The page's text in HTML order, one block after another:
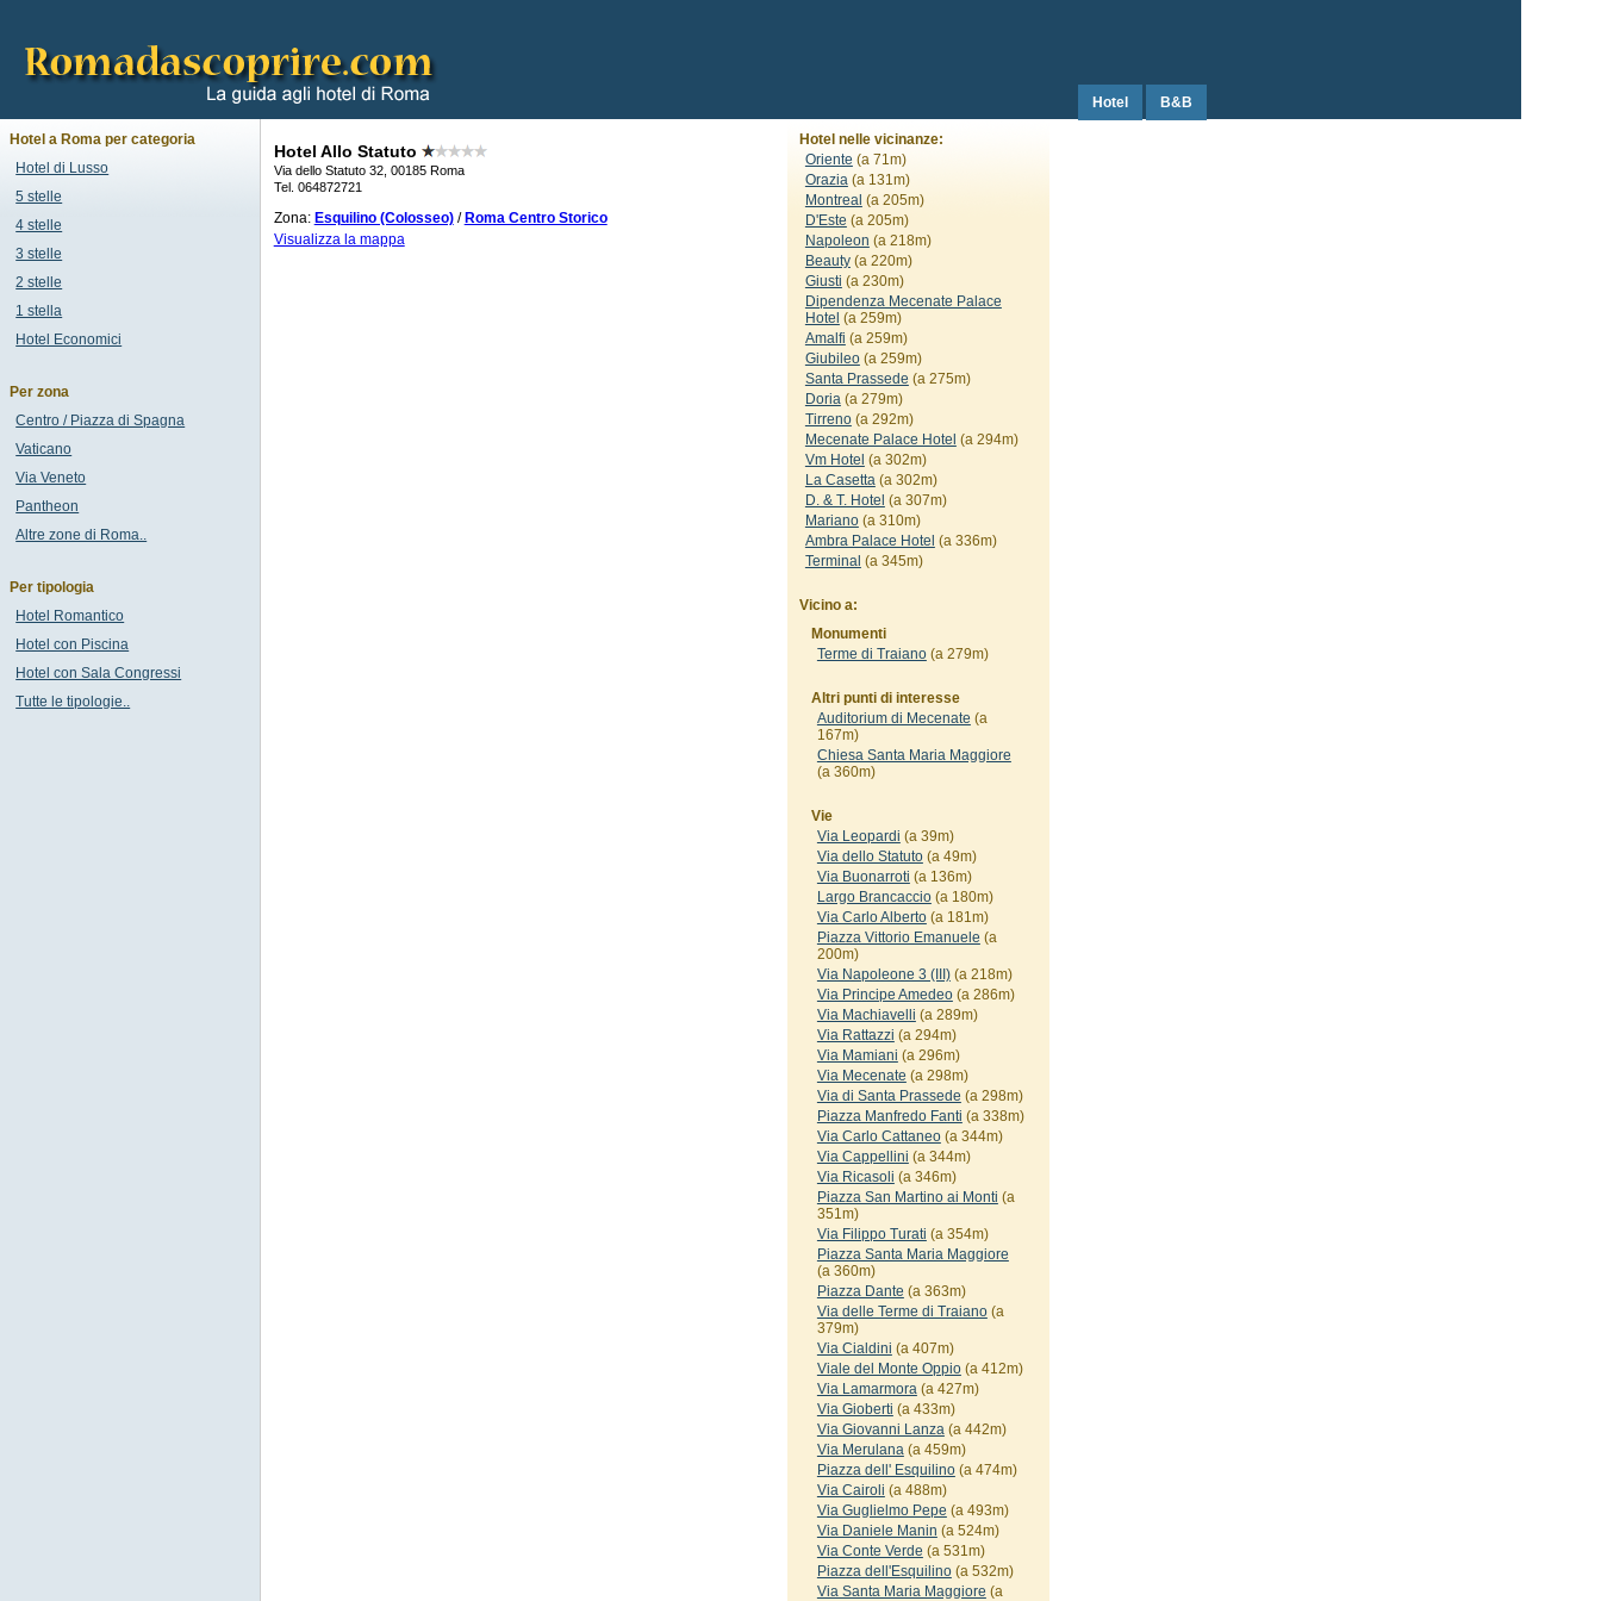
Hotel B&B
Hotel Allo Statuto
Via dello Statuto 32, 00185 Roma
Tel. 064872721
Zona: Esquilino (Colosseo)/ Roma Centro Storico
Visualizza la mappa
Hotel nelle vicinanze:
Oriente (a 71m)
Orazia(a 131m)
Montreal (a 205m)
D'Este (a 205m)
Napoleon (a 218m)
Beauty(a 220m)
Giusti (a 230m)
Dipendenza Mecenate Palace
Hotel (a 259m)
Amalfi (a 259m)
Giubileo(a 259m)
Santa Prassede (a 275m)
Doria(a 279m)
Tirreno(a 292m)
Mecenate Palace Hotel (a 294m)
Vm Hotel (a 302m)
La Casetta(a 302m)
D. & T. Hotel (a 307m)
Mariano(a 310m)
Ambra Palace Hotel (a 336m)
Terminal (a 345m)
Vicino a:
Monumenti
Terme di Traiano(a 279m)
Altri punti di interesse
Auditorium di Mecenate (a
167m)
Chiesa Santa Maria Maggiore
(a 360m)
Vie
Via Leopardi (a 39m)
Via dello Statuto(a 49m)
Via Buonarroti (a 136m)
Largo Brancaccio(a 180m)
Via Carlo Alberto(a 181m)
Piazza Vittorio Emanuele (a
200m)
Via Napoleone 3 (III)(a 218m)
Via Principe Amedeo(a 286m)
Via Machiavelli (a 289m)
Via Rattazzi (a 294m)
Via Mamiani (a 296m)
Via Mecenate (a 298m)
Via di Santa Prassede (a 298m)
Piazza Manfredo Fanti (a 338m)
Via Carlo Cattaneo(a 344m)
Via Cappellini (a 344m)
Via Ricasoli (a 346m)
Piazza San Martino ai Monti (a
351m)
Via Filippo Turati (a 354m)
Piazza Santa Maria Maggiore
(a 360m)
Piazza Dante (a 363m)
Via delle Terme di Traiano(a
379m)
Via Cialdini (a 407m)
Viale del Monte Oppio(a 412m)
Via Lamarmora(a 427m)
Via Gioberti (a 433m)
Via Giovanni Lanza(a 442m)
Via Merulana(a 459m)
Piazza dell' Esquilino(a 474m)
Via Cairoli (a 488m)
Via Guglielmo Pepe (a 493m)
Via Daniele Manin (a 524m)
Via Conte Verde (a 531m)
Piazza dell'Esquilino(a 532m)
Via Santa Maria Maggiore (a
Hotel a Roma per categoria
Hotel di Lusso
5 stelle
4 stelle
3 stelle
2 stelle
1 stella
Hotel Economici
Per zona
Centro / Piazza di Spagna
Vaticano
Via Veneto
Pantheon
Altre zone di Roma..
Per tipologia
Hotel Romantico
Hotel con Piscina
Hotel con Sala Congressi
Tutte le tipologie..